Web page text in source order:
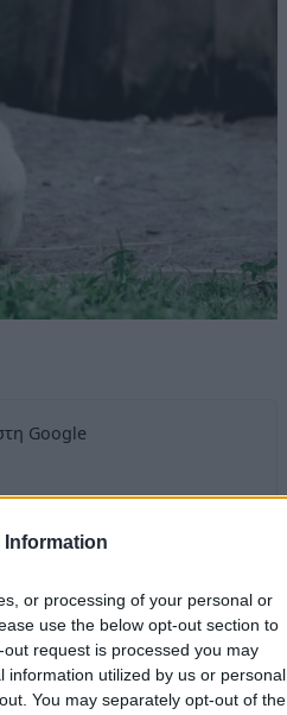
Information
or processing of your personal or
use the below opt-out section to
request is processed you may
utilized by us or personal
You may separately opt-out of the
Google